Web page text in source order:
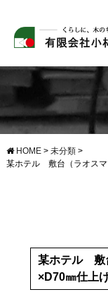
HOME> 未分類>
某ホテル 敷台（ラオス
某ホテル 敷
×D70㎜仕上